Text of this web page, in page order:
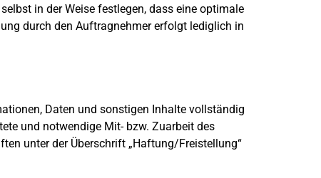
in der Weise festlegen, dass eine optimale
durch den Auftragnehmer erfolgt lediglich in
Daten und sonstigen Inhalte vollständig
und notwendige Mit- bzw. Zuarbeit des
unter der Überschrift „Haftung/Freistellung“